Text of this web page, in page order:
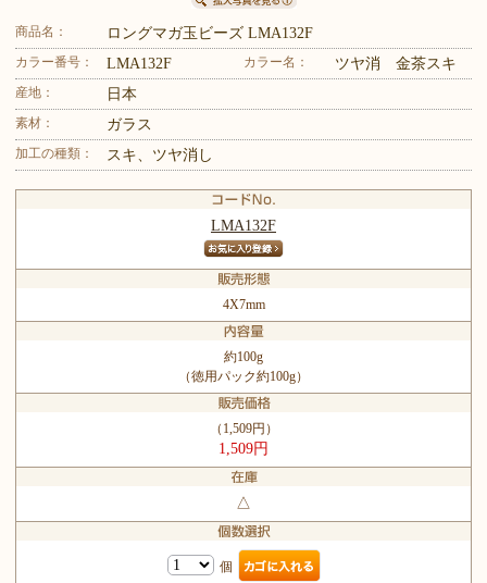
商品名： ロングマガ玉ビーズ LMA132F
カラー番号： LMA132F カラー名： ツヤ消 金茶スキ
産地： 日本
素材： ガラス
加工の種類： スキ、ツヤ消し
LMA132F
4X7mm
約100g
（徳用パック約100g）
（1,509円）
1,509円
△
個